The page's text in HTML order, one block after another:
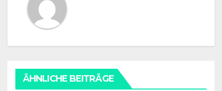
ÄHNLICHE BEITRÄGE